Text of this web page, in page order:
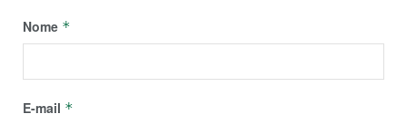
Nome *
E-mail *